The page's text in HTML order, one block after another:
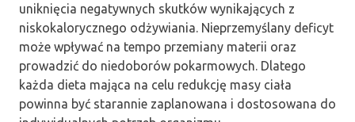
uniknięcia negatywnych skutków wynikających z
niskokalorycznego odżywiania. Nieprzemyślany deficyt
może wpływać na tempo przemiany materii oraz
prowadzić do niedoborów pokarmowych. Dlatego
każda dieta mająca na celu redukcję masy ciała
powinna być starannie zaplanowana i dostosowana do